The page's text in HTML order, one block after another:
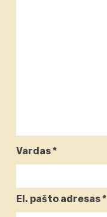
Vardas*
El. pašto adresas*